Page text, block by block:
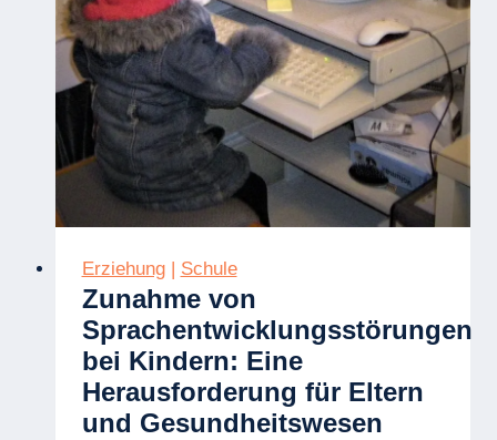
als
von
Computerbildschirmen
Erziehung| Schule
Zunahme von
Sprachentwicklungsstörungen
bei Kindern: Eine
Herausforderung für Eltern
und Gesundheitswesen